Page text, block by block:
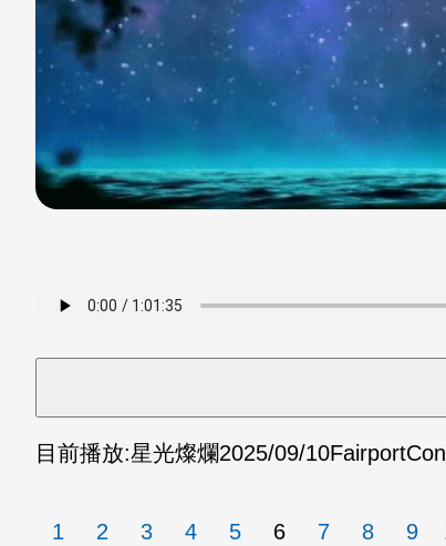
目前播放:星光燦爛2025/09/10
1 2 3 4 5 6 7 8 9